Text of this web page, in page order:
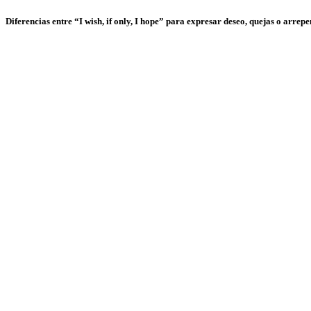
Diferencias entre “I wish, if only, I hope” para expresar deseo, quejas o